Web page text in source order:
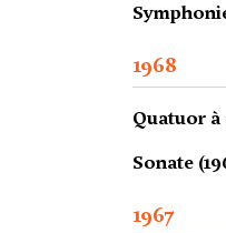
1968
Quatuor à
Sonate
1967